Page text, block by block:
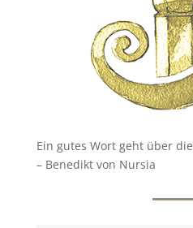
Ein gutes Wort geht über
– Benedikt von Nursia